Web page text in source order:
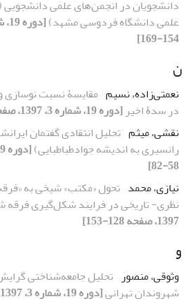
دانشجویان در انجمن‌های علمی دانشجویی
علمی دانشگاه فردوسی مشهد)
154-169]
ن
نعمتی‌زاده، نسیم مقایسۀ نسبت نوسازی
در سدۀ اخیر [دوره 19، شماره 3، 1397، صفحه 108-135]
نقشی، میثم تحلیل انتقادی گفتمان
رانسیری به اندیشه جوادطباطبایی)
58-82]
نیازی، محمد تحول «مکتب» شیخی به
نظری- تاریخی در فرایند شکل‌گیری فرقه
1397، صفحه 128-153]
و
وثوقی، منصور تحلیل جامعه‌شناختی
شهروندان تهرانی[دوره 19، شماره 3، 1397، صفحه 3-28]